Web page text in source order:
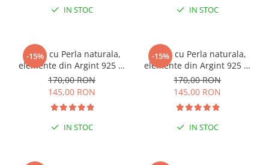
IN STOC IN STOC
-15%
Colier cu Perla naturala,
elemente din Argint 925 si
margele Miyuki, multicolor
170,00 RON
145,00 RON
IN STOC
-15%
Colier cu Perla naturala,
elemente din Argint 925 si
margele Miyuki, verde/kiwi
170,00 RON
145,00 RON
IN STOC